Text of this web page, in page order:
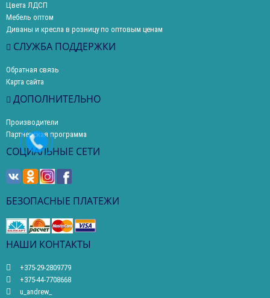
Цвета ЛДСП
Мебель оптом
Диваны и кресла в розницу по оптовым ценам
СЛУЖБА ПОДДЕРЖКИ
Обратная связь
Карта сайта
ДОПОЛНИТЕЛЬНО
Производители
Партнерская программа
СОЦИАЛЬНЫЕ СЕТИ
БЕЗОПАСНЫЕ ПЛАТЕЖИ
НАШИ КОНТАКТЫ
+375-29-2809779
+375-44-7708668
u_andrew_